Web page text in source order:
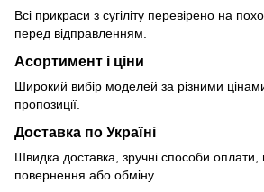
Всі прикраси з сугіліту перевірено на
перед відправленням.
Асортимент і ціни
Широкий вибір моделей за різними
пропозиції.
Доставка по Україні
Швидка доставка, зручні способи оплати,
повернення або обміну.